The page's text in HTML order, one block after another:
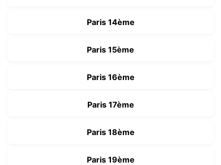
Paris 14ème
Paris 15ème
Paris 16ème
Paris 17ème
Paris 18ème
Paris 19ème